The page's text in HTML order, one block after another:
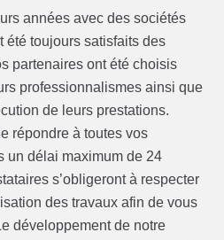
années avec des sociétés
été toujours satisfaits des
partenaires ont été choisis
professionnalismes ainsi que
de leurs prestations.
répondre à toutes vos
un délai maximum de 24
s’obligeront à respecter
des travaux afin de vous
développement de notre